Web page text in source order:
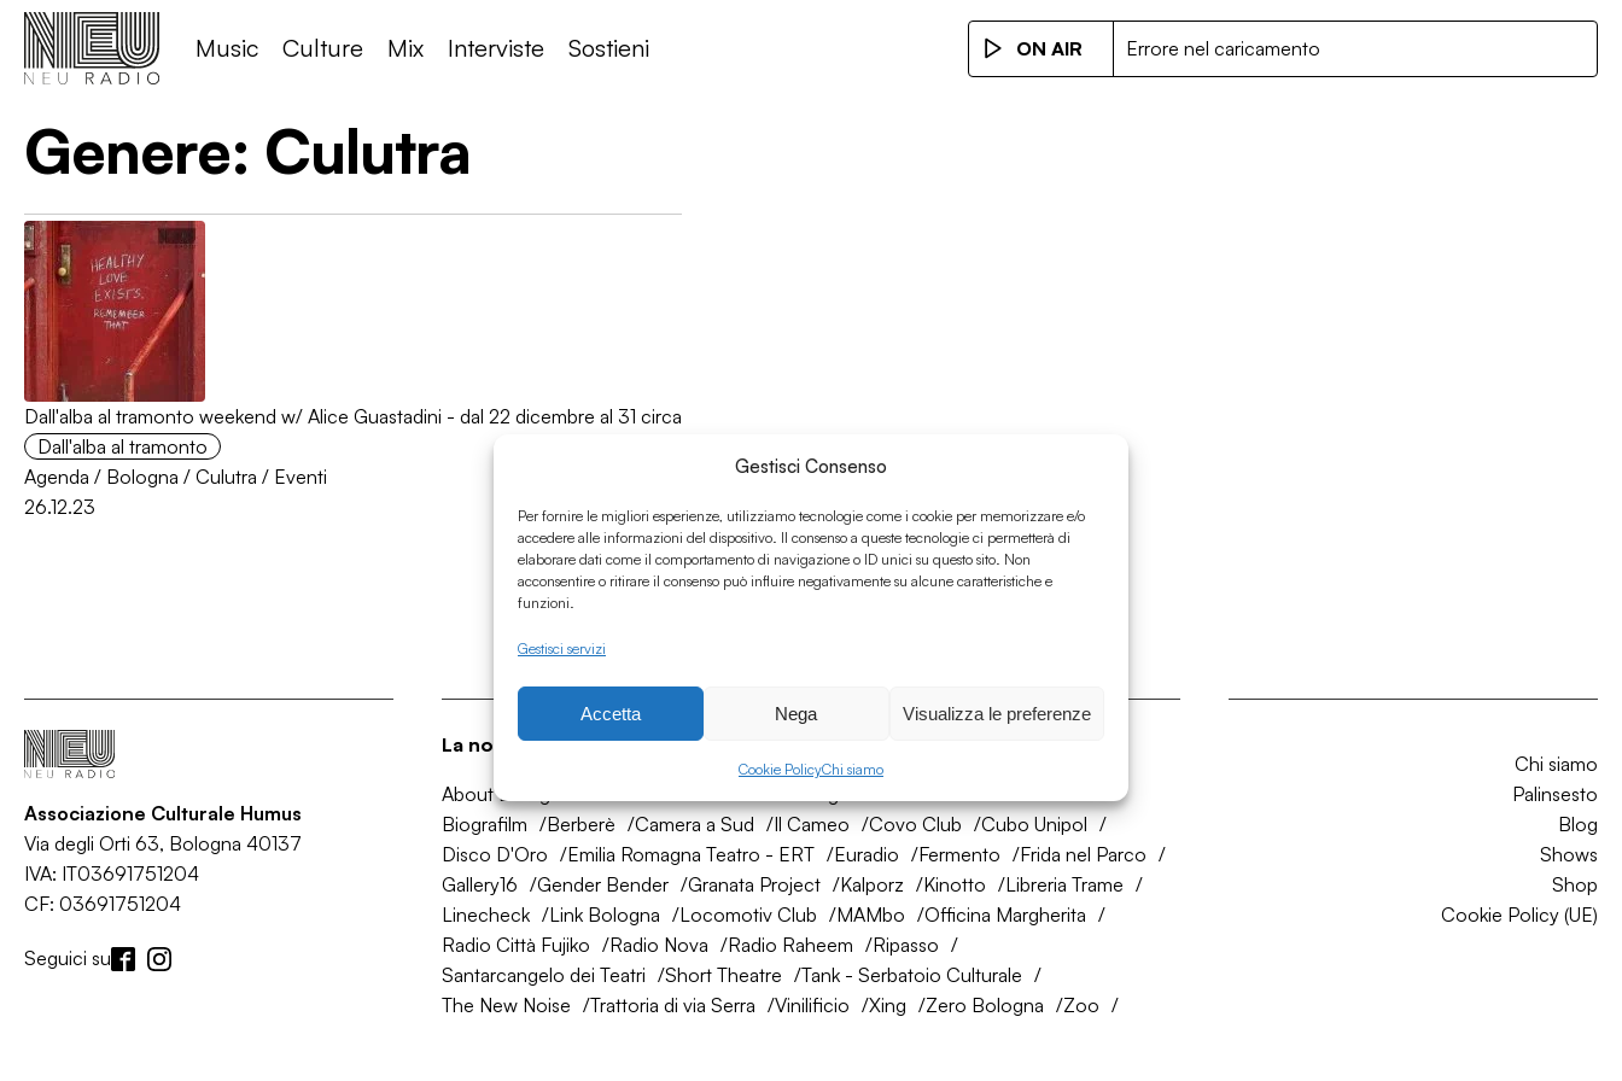
Gestisci Consenso
Per fornire le migliori esperienze, utilizziamo tecnologie come i cookie per memorizzare e/o
accedere alle informazioni del dispositivo. Il consenso a queste tecnologie ci permetterà di
elaborare dati come il comportamento di navigazione o ID unici su questo sito. Non
acconsentire o ritirare il consenso può influire negativamente su alcune caratteristiche e
funzioni.
Gestisci servizi
Accetta Nega Visualizza le preferenze
Cookie PolicyChi siamo
Music Culture Mix Interviste Sostieni ON AIR Errore nel caricamento
Genere: Culutra
Dall'alba al tramonto weekend w/ Alice Guastadini - dal 22 dicembre al 31 circa
Dall'alba al tramonto
Agenda / Bologna / Culutra / Eventi
26.12.23
Associazione Culturale Humus
Via degli Orti 63, Bologna 40137
IVA: IT03691751204
CF: 03691751204
Seguici su
La nostra rete di amici
About Bologna
Biografilm
Berberè Camera a Sud Il Cameo Covo Club
Cubo Unipol
Disco D'Oro
Emilia Romagna Teatro - ERT Euradio Fermento
Frida nel Parco
Gallery16
Gender Bender Granata Project Kalporz Kinotto
Libreria Trame
Linecheck
Link Bologna Locomotiv Club MAMbo
Officina Margherita
Radio Città Fujiko
Radio Nova Radio Raheem
Ripasso
Santarcangelo dei Teatri
Short Theatre
Tank - Serbatoio Culturale
The New Noise
Trattoria di via Serra Vinilificio Xing Zero Bologna Zoo
Chi siamo
Palinsesto
Blog
Shows
Shop
Cookie Policy (UE)